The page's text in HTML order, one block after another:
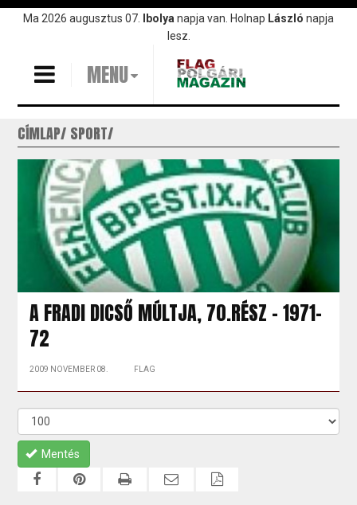
UgrásMa 2026 augusztus 07. Ibolya napja van. Holnap László napja
lesz.
MENU
CÍMLAP SPORT
A FRADI DICSŐ MÚLTJA, 70.RÉSZ – 1971-
72
2009 NOVEMBER 08. FLAG
Mentés